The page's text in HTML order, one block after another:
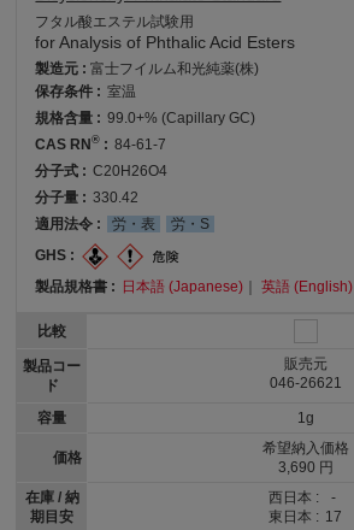
フタル酸エステル試験用
for Analysis of Phthalic Acid Esters
製造元 :富士フイルム和光純薬(株)
保存条件 : 室温
規格含量 : 99.0+% (Capillary GC)
CAS RN® : 84-61-7
分子式 : C20H26O4
分子量 : 330.42
適用法令 :
労・表
労・S
GHS :
製品規格書 :
日本語 (Japanese) ｜英語 (English)
比較
製品コー
ド
容量
価格
在庫 / 納
期目安
販売元
046-26621
1g
希望納入価格
3,690 円
西日本 :
-
東日本 : 17